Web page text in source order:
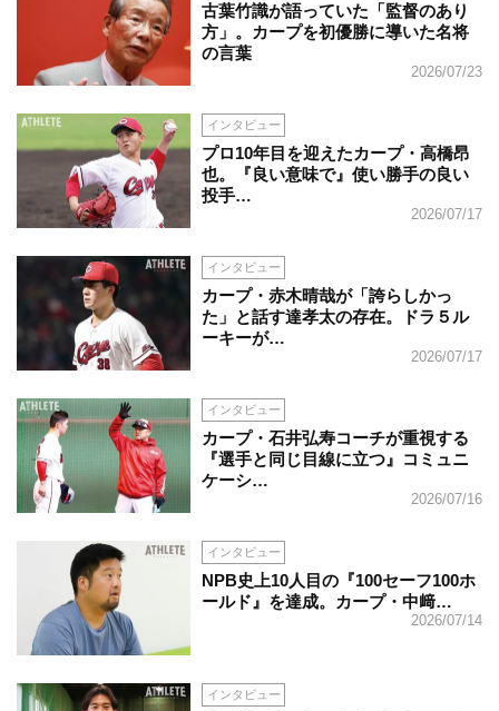
古葉竹識が語っていた「監督のあり
方」。カープを初優勝に導いた名将
の言葉
2026/07/23
インタビュー
プロ10年目を迎えたカープ・高橋昂
也。『良い意味で』使い勝手の良い
投手…
2026/07/17
インタビュー
カープ・赤木晴哉が「誇らしかっ
た」と話す達孝太の存在。ドラ５ル
ーキーが…
2026/07/17
インタビュー
カープ・石井弘寿コーチが重視する
『選手と同じ目線に立つ』コミュニ
ケーシ…
2026/07/16
インタビュー
NPB史上10人目の『100セーフ100ホ
ールド』を達成。カープ・中﨑…
2026/07/14
インタビュー